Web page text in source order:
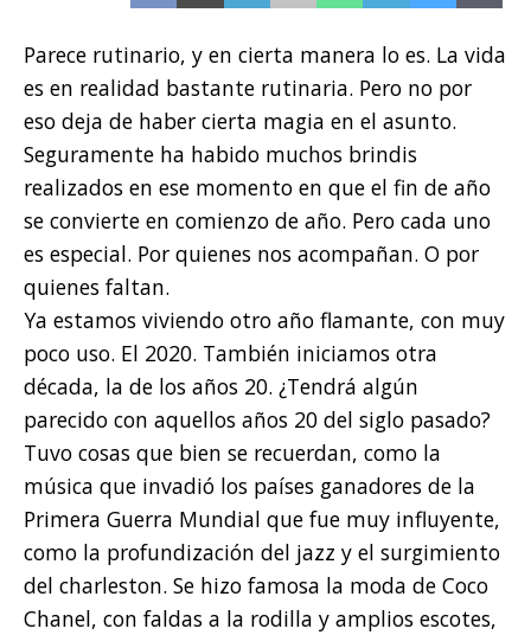
Parece rutinario, y en cierta manera lo es. La vida
es en realidad bastante rutinaria. Pero no por
eso deja de haber cierta magia en el asunto.
Seguramente ha habido muchos brindis
realizados en ese momento en que el fin de año
se convierte en comienzo de año. Pero cada uno
es especial. Por quienes nos acompañan. O por
quienes faltan.
Ya estamos viviendo otro año flamante, con muy
poco uso. El 2020. También iniciamos otra
década, la de los años 20. ¿Tendrá algún
parecido con aquellos años 20 del siglo pasado?
Tuvo cosas que bien se recuerdan, como la
música que invadió los países ganadores de la
Primera Guerra Mundial que fue muy influyente,
como la profundización del jazz y el surgimiento
del charleston. Se hizo famosa la moda de Coco
Chanel, con faldas a la rodilla y amplios escotes,